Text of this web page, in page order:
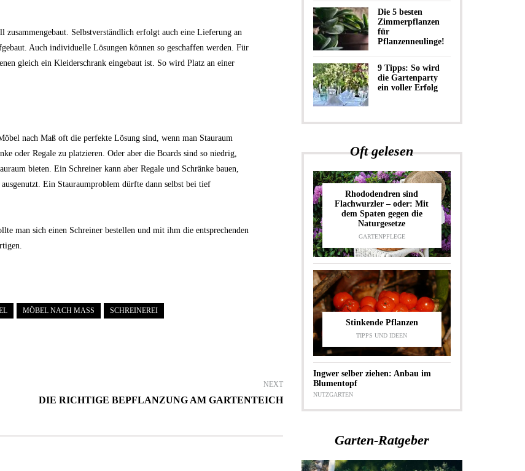
Selbstverständlich erfolgt auch eine Lieferung an
Auch individuelle Lösungen können so geschaffen werden. Für
gleich ein Kleiderschrank eingebaut ist. So wird Platz an einer
nach Maß oft die perfekte Lösung sind, wenn man Stauraum
oder Regale zu platzieren. Oder aber die Boards sind so niedrig,
bieten. Ein Schreiner kann aber Regale und Schränke bauen,
Ein Stauraumproblem dürfte dann selbst bei tief
man sich einen Schreiner bestellen und mit ihm die entsprechenden
MÖBEL NACH MASS SCHREINEREI
NEXT
DIE RICHTIGE BEPFLANZUNG AM GARTENTEICH
Die 5 besten
Zimmerpflanzen
für
Pflanzenneulinge!
9 Tipps: So wird
die Gartenparty
ein voller Erfolg
Oft gelesen
Rhododendren sind
Flachwurzler – oder: Mit
dem Spaten gegen die
Naturgesetze
GARTENPFLEGE
Stinkende Pflanzen
TIPPS UND IDEEN
Ingwer selber ziehen: Anbau im
Blumentopf
NUTZGARTEN
Garten-Ratgeber